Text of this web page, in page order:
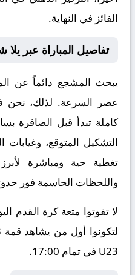
الفائز في النهاية.
تفاصيل المباراة عبر
يبحث المشجع دائماً عن
عصر السرعة. لذلك، نحن
كاملة تبدأ قبل الصافرة
التشكيل المتوقع، وغيابات
تغطية حية ومباشرة
واللحظات الحاسمة فور
لا تفوتوا متعة كرة القدم
U23 في تمام 17:00.